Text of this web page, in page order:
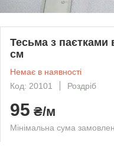
Тесьма з паєтками
см
Немає в наявності
Код: 20101
Роздріб
95 ₴/м
Мінімальна сума